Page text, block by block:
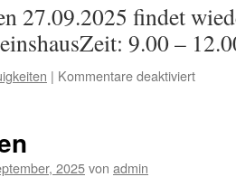
27.09.2025 findet
9.00 –
| Kommentare deaktiviertfür
2025von admin